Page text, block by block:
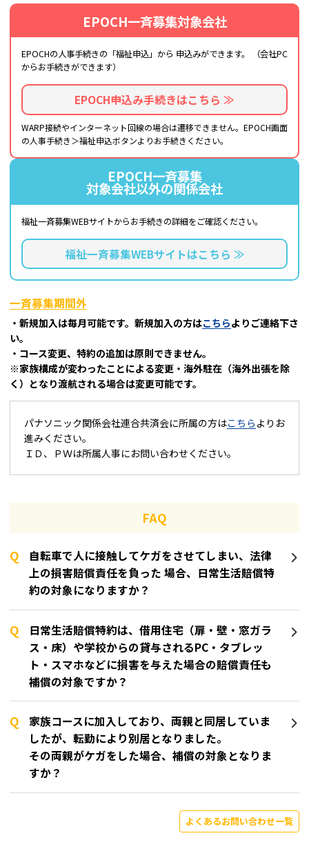
EPOCH一斉募集対象会社
EPOCHの人事手続きの「福祉申込」から 申込みができます。
（会社PC
からお手続きができます）
EPOCH申込み手続きはこちら ≫
WARP接続やインターネット回線の場合は遷移できません。EPOCH画面
の人事手続き＞福祉申込ボタンよりお手続きください。
EPOCH一斉募集
対象会社以外の関係会社
福祉一斉募集WEBサイトからお手続きの詳細をご確認ください。
福祉一斉募集WEBサイトはこちら ≫
一斉募集期間外
・新規加入は毎月可能です。新規加入の方はこちらよりご連絡下さ
い。
・コース変更、特約の追加は原則できません。
※家族構成が変わったことによる変更・海外駐在（海外出張を除
く）となり渡航される場合は変更可能です。
パナソニック関係会社連合共済会に所属の方はこちら よりお
進みください。
ＩＤ、ＰＷは所属人事にお問い合わせください。
FAQ
自転車で人に接触してケガをさせてしまい、法律
上の損害賠償責任を負った 場合、日常生活賠償特
約の対象になりますか？
日常生活賠償特約は、借用住宅（扉・壁・窓ガラ
ス・床）や学校からの貸与されるPC・タブレッ
ト・スマホなどに損害を与えた場合の賠償責任も
補償の対象ですか？
家族コースに加入しており、両親と同居していま
したが、転勤により別居となりました。
その両親がケガをした場合、補償の対象となりま
すか？
よくあるお問い合わせ一覧